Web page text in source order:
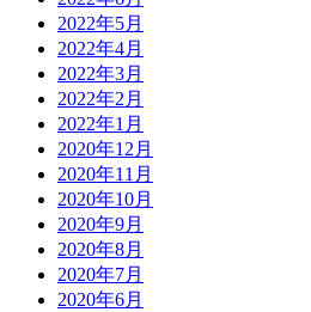
2022年5月
2022年4月
2022年3月
2022年2月
2022年1月
2020年12月
2020年11月
2020年10月
2020年9月
2020年8月
2020年7月
2020年6月